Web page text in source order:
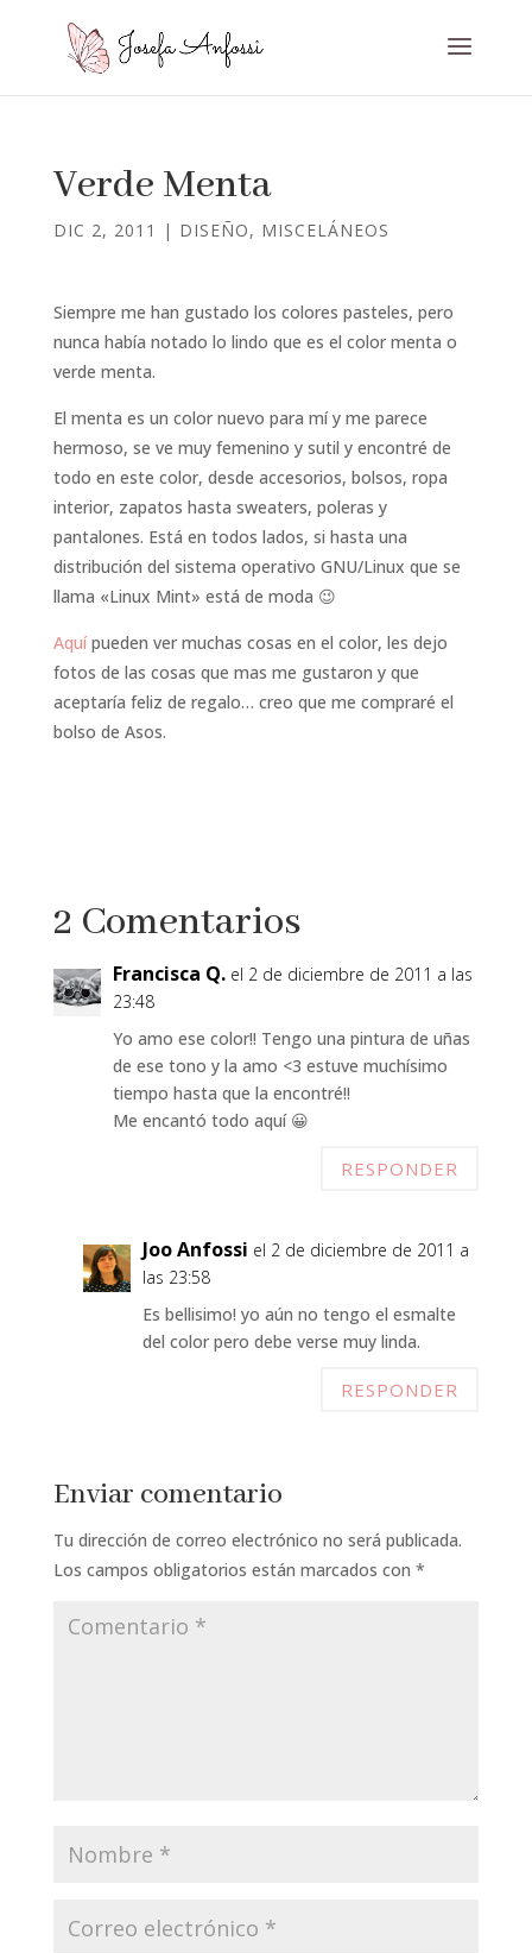
Verde Menta
DIC 2, 2011 | DISEÑO, MISCELÁNEOS
Siempre me han gustado los colores pasteles, pero
nunca había notado lo lindo que es el color menta o
verde menta.
El menta es un color nuevo para mí y me parece
hermoso, se ve muy femenino y sutil y encontré de
todo en este color, desde accesorios, bolsos, ropa
interior, zapatos hasta sweaters, poleras y
pantalones. Está en todos lados, si hasta una
distribución del sistema operativo GNU/Linux que se
llama «Linux Mint» está de moda 😉
Aquípueden ver muchas cosas en el color, les dejo
fotos de las cosas que mas me gustaron y que
aceptaría feliz de regalo… creo que me compraré el
bolso de Asos.
2 Comentarios
Francisca Q. el 2 de diciembre de 2011 a las
23:48
Yo amo ese color!! Tengo una pintura de uñas
de ese tono y la amo <3 estuve muchísimo
tiempo hasta que la encontré!!
Me encantó todo aquí 😀
RESPONDER
Joo Anfossi el 2 de diciembre de 2011 a
las 23:58
Es bellisimo! yo aún no tengo el esmalte
del color pero debe verse muy linda.
RESPONDER
Enviar comentario
Tu dirección de correo electrónico no será publicada.
Los campos obligatorios están marcados con *